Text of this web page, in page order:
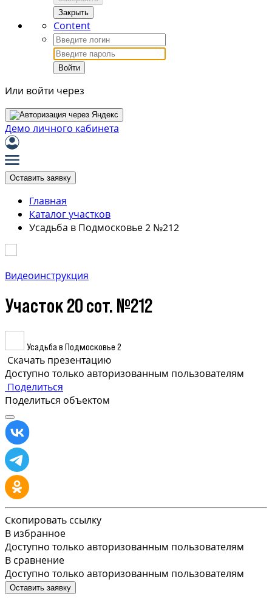
Закрыть
Content
Войти
Или войти через
Демо личного кабинета
Оставить заявку
Главная
Каталог участков
Усадьба в Подмосковье 2 №212
Видеоинструкция
Участок 20 сот. №212
Усадьба в Подмосковье 2
Скачать презентацию
Доступно только авторизованным пользователям
Поделиться
Поделиться объектом
Скопировать ссылку
В избранное
Доступно только авторизованным пользователям
В сравнение
Доступно только авторизованным пользователям
Оставить заявку